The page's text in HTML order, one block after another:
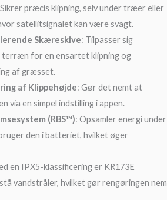
præcis klipning, selv under træer eller
satellitsignalet kan være svagt.
Skæreskive: Tilpasser sig
for en ensartet klipning og
af græsset.
af Klippehøjde: Gør det nemt at
via en simpel indstilling i appen.
(RBS™): Opsamler energi under
den i batteriet, hvilket øger
en IPX5-klassificering er KR173E
vandstråler, hvilket gør rengøringen nem